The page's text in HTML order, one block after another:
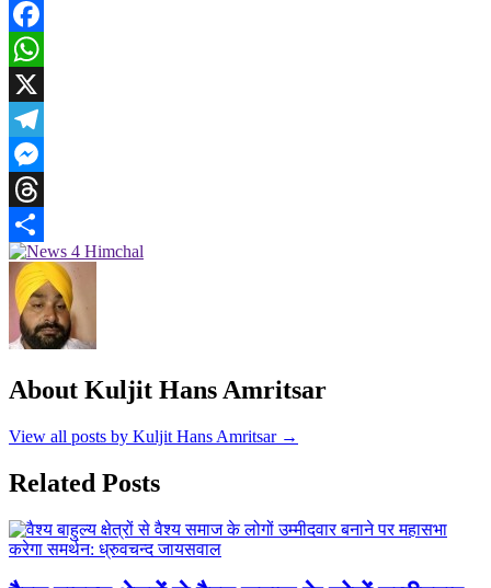
Facebook
WhatsApp
X
Telegram
Messenger
Threads
Share
About Kuljit Hans Amritsar
View all posts by Kuljit Hans Amritsar →
Related Posts